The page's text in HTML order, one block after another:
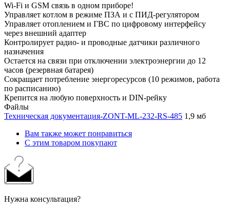
Wi-Fi и GSM связь в одном приборе!
Управляет котлом в режиме ПЗА и с ПИД-регулятором
Управляет отоплением и ГВС по цифровому интерфейсу
через внешний адаптер
Контролирует радио- и проводные датчики различного
назначения
Остается на связи при отключении электроэнергии до 12
часов (резервная батарея)
Сокращает потребление энергоресурсов (10 режимов, работа
по расписанию)
Крепится на любую поверхность и DIN-рейку
Файлы
Техническая документация-ZONT-ML-232-RS-485 1,9 мб
Вам также может понравиться
С этим товаром покупают
Нужна консультация?